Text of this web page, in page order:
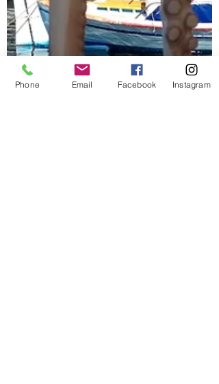
Phone Email Facebook Instagram